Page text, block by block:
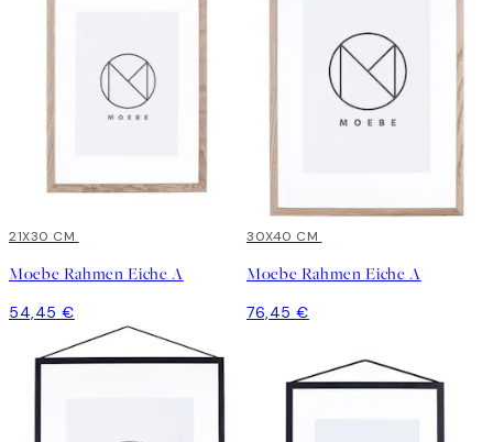
21X30 CM
Moebe Rahmen Eiche A
54,45 €
30X40 CM
Moebe Rahmen Eiche A
76,45 €